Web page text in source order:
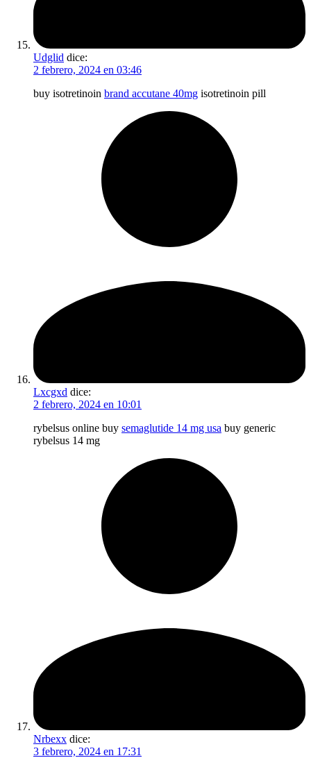
Udglid dice:
2 febrero, 2024 en 03:46
buy isotretinoin brand accutane 40mg isotretinoin pill
Lxcgxd dice:
2 febrero, 2024 en 10:01
rybelsus online buy semaglutide 14 mg usa buy generic
rybelsus 14 mg
Nrbexx dice:
3 febrero, 2024 en 17:31